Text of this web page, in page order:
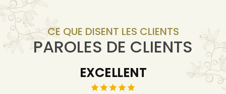
CE QUE DISENT LES CLIENTS
PAROLES DE CLIENTS
EXCELLENT